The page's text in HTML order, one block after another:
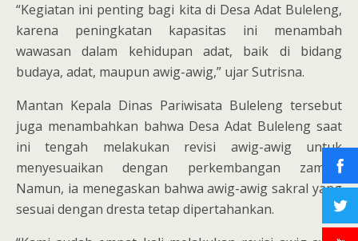
“Kegiatan ini penting bagi kita di Desa Adat Buleleng,
karena peningkatan kapasitas ini menambah
wawasan dalam kehidupan adat, baik di bidang
budaya, adat, maupun awig-awig,” ujar Sutrisna.
Mantan Kepala Dinas Pariwisata Buleleng tersebut
juga menambahkan bahwa Desa Adat Buleleng saat
ini tengah melakukan revisi awig-awig untuk
menyesuaikan dengan perkembangan zaman.
Namun, ia menegaskan bahwa awig-awig sakral yang
sesuai dengan dresta tetap dipertahankan.